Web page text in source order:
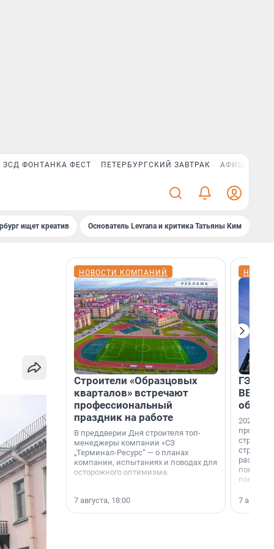
ЗСД ФОНТАНКА ФЕСТ ПЕТЕРБУРГСКИЙ ЗАВТРАК АФИША PLUS
ищет креатив Основатель Levrana и критика Татьяны Ким
НОВОСТИ КОМПАНИЙ
Строители «Образцовых
кварталов» встречают
профессиональный
праздник на работе
В преддверии Дня строителя топ-
менеджеры компании «СЗ
„Терминал-Ресурс“ — о планах
компании, испытаниях и поводах для
осторожного оптимизма.
7 августа, 18:00
ГЭС,
ВВП: в
об
2026-й —
раз. В
7